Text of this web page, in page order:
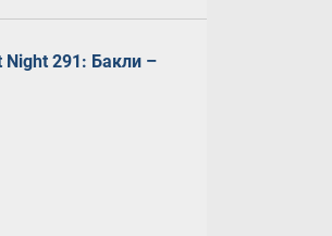
Night 291: Бакли –